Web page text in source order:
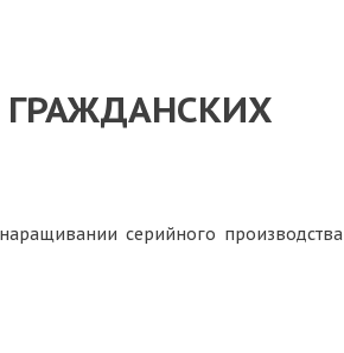
ГРАЖДАНСКИХ
серийного производства